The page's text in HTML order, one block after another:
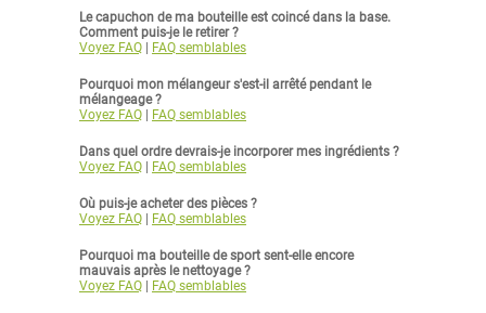
Le capuchon de ma bouteille est coincé dans la base.
Comment puis-je le retirer ?
Voyez FAQ
FAQ semblables
Pourquoi mon mélangeur s'est-il arrêté pendant le
mélangeage ?
Voyez FAQ
FAQ semblables
Dans quel ordre devrais-je incorporer mes ingrédients ?
Voyez FAQ
FAQ semblables
Où puis-je acheter des pièces ?
Voyez FAQ
FAQ semblables
Pourquoi ma bouteille de sport sent-elle encore
mauvais après le nettoyage ?
Voyez FAQ
FAQ semblables